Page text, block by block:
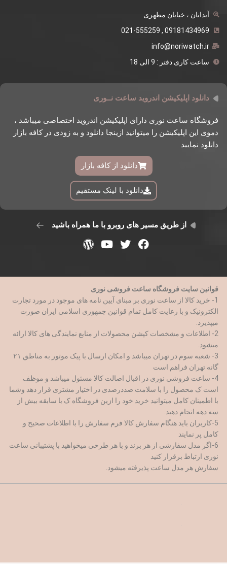
آبدانان ، خیابان مطهری
09181434969 , 021-555259
info@noriwatch.ir
ساعت کاری دفتر : 9 الی 18
دانلود اپلیکیشن اندروید ساعت نــوری
فروشگاه ساعت نوری دارای اپلیکیشن اندروید اختصاصی میباشد ،
دموی این اپلیکیشن را میتوانید ازینجا دانلود و به زودی در کافه بازار
دانلود نمایید
دانلود از کافه بازار
دانلود با لینک مستقیم
از طریق مسیر های روبرو با ما همراه باشید
قوانین سایت فروشگاه ساعت فروشی نوری
1- خرید کالا از ساعت نوری بر مبنای آیین نامه های موجود در مورد تجارت
الکترونیک و با رعایت کامل تمام قوانین جمهوری اسلامی ایران صورت
میپذیرد.
2- اطلاعات و مشخصات کپشن محصولات از منابع نمایندگی های کالا ارائه
میشود.
3- شعبه سوم در تهران میباشد و امکان ارسال با پیک موتور به مناطق ۲۱
گانه تهران فراهم است
4- ساعت فروشی نوری در اقبال اصالت کالا مسئول میباشد و موظف
است ک محصول را با سلامت صددرصدی در اختیار مشتری قرار دهد وشما
با اطمینان کامل میتوانید خرید خود را ازین فروشگاه ک با سابقه بیش از
سه دهه انجام دهید.
5-کاربران باید هنگام سفارش کالا فرم سفارش را با اطلاعات صحیح و
کامل پر نمایند
6-اگر مدل سفارشی از هر برند و با هر طرحی میخواهید با پشتیبانی ساعت
نوری ارتباط برقرار کنید
سفارش هر مدل ساعت پذیرفته میشود.